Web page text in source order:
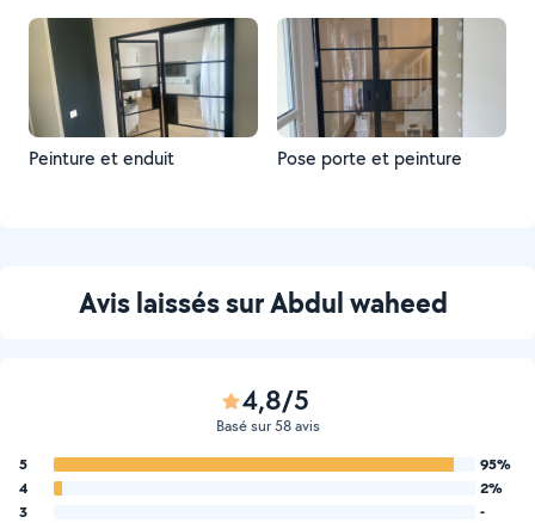
Peinture et enduit Pose porte et peinture
Avis laissés sur Abdul waheed
4,8/5
Basé sur 58 avis
5
95%
4
2%
3
-